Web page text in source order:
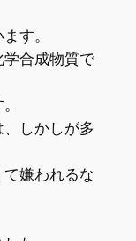
す。
合成物質で
しかしが多
嫌われるな